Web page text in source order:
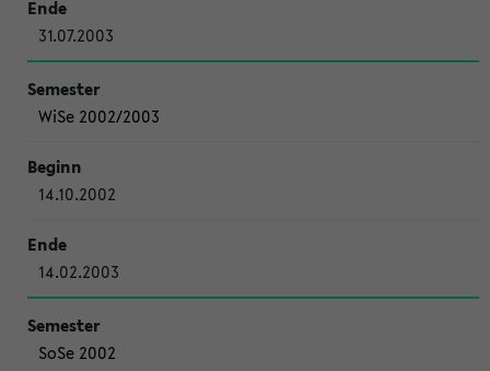
31.07.2003
WiSe 2002/2003
14.10.2002
14.02.2003
SoSe 2002